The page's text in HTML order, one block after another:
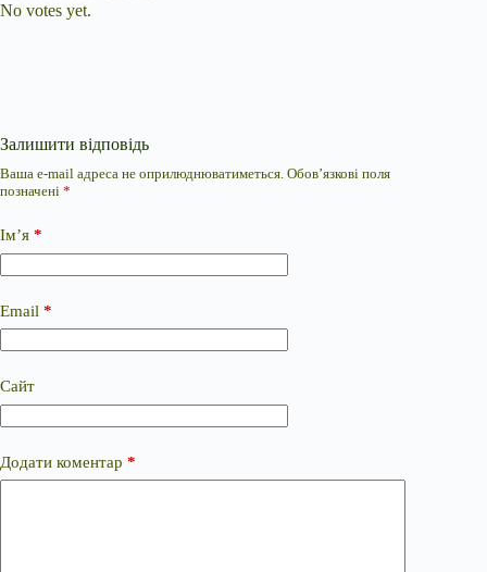
No votes yet.
Залишити відповідь
Ваша e-mail адреса не оприлюднюватиметься. Обов’язкові поля
позначені *
Ім’я *
Email *
Сайт
Додати коментар *